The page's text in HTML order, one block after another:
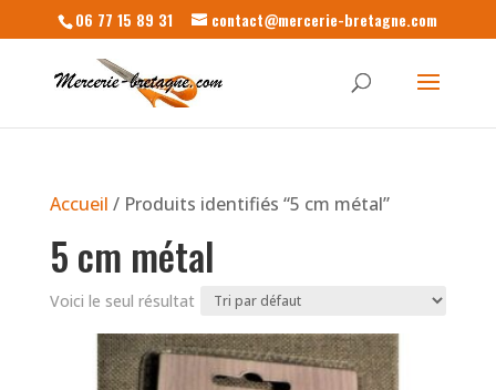
06 77 15 89 31 contact@mercerie-bretagne.com
Accueil / Produits identifiés “5 cm métal”
5 cm métal
Voici le seul résultat